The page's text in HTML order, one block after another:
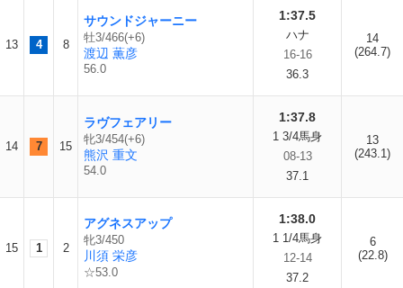
13 4 8
サウンドジャーニー
牡3/466(+6)
渡辺 薫彦
56.0
1:37.5
ハナ
16-16
36.3
14
(264.7)
14 7 15
ラヴフェアリー
牝3/454(+6)
熊沢 重文
54.0
1:37.8
1 3/4馬身
08-13
37.1
13
(243.1)
15 1 2
アグネスアップ
牝3/450
川須 栄彦
☆53.0
1:38.0
1 1/4馬身
12-14
37.2
6
(22.8)